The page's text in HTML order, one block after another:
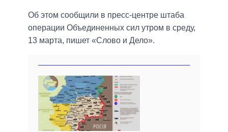
Об этом сообщили в пресс-центре штаба
операции Объединенных сил утром в среду,
13 марта, пишет «Слово и Дело».